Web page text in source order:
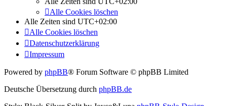
Alle Cookies löschen
Alle Zeiten sind UTC+02:00
Alle Cookies löschen
Datenschutzerklärung
Impressum
Powered by phpBB® Forum Software © phpBB Limited
Deutsche Übersetzung durch phpBB.de